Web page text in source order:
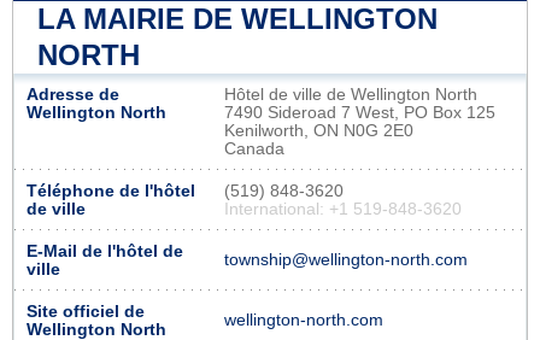
LA MAIRIE DE WELLINGTON
NORTH
Adresse de
Wellington North
Hôtel de ville de Wellington North
7490 Sideroad 7 West, PO Box 125
Kenilworth, ON N0G 2E0
Canada
Téléphone de l'hôtel
de ville
(519) 848-3620
International: +1 519-848-3620
E-Mail de l'hôtel de
ville
township@wellington-north.com
Site officiel de
Wellington North
wellington-north.com